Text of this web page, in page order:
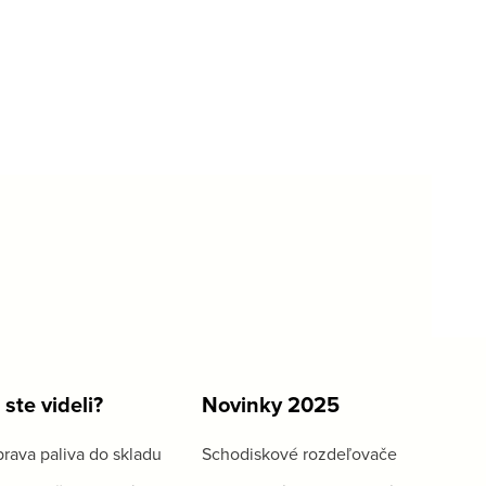
videli?
paliva do skladu
Novinky 2025
Schodiskové rozdeľovače